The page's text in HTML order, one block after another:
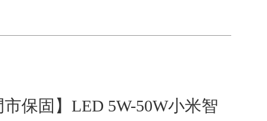
保固】LED 5W-50W小米智